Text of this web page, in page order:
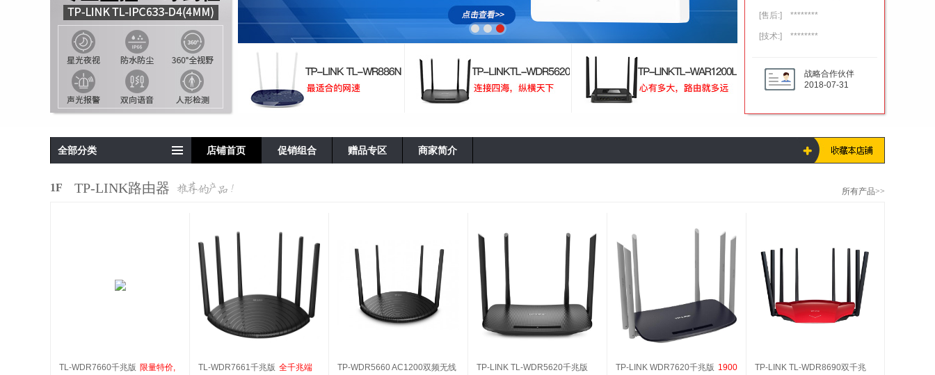
[售后:] ********
[技术:] ********
战略合作伙伴
2018-07-31
全部分类 店铺首页 促销组合 赠品专区 商家简介
1F TP-LINK路由器 所有产品>>
TL-WDR7660千兆版 限量特价,
TL-WDR7661千兆版 全千兆端
TP-WDR5660 AC1200双频无线
TP-LINK TL-WDR5620千兆版
TP-LINK WDR7620千兆版 1900
TP-LINK TL-WDR8690双千兆